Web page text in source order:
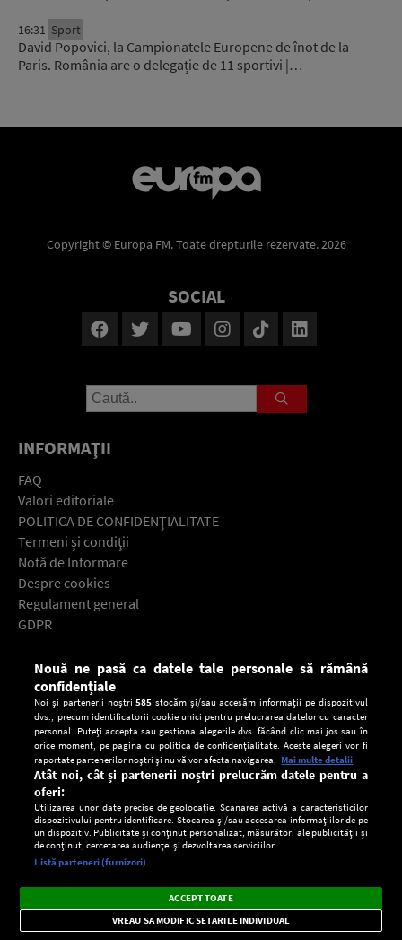
CONFIDENŢIALITATE
16:31 Sport
David Popovici, la Campionatele Europene de înot de la
Paris. România are o delegație de 11 sportivi |…
Copyright © Europa FM. Toate drepturile rezervate. 2026
SOCIAL
INFORMAŢII
FAQ
Valori editoriale
POLITICA DE CONFIDENŢIALITATE
Termeni şi condiţii
Notă de Informare
Despre cookies
Regulament general
GDPR
Descarcă gratuit aplicaţia Europa FM pentru smartphone:
Setări:
Dark
Mode
Radio live, podcasturi, știri și alerte
importante.
×
Nouă ne pasă ca datele tale personale să rămână
confidențiale
Noi și partenerii noștri585 stocăm și/sau accesăm informații pe dispozitivul
dvs., precum identificatorii cookie unici pentru prelucrarea datelor cu caracter
personal. Puteți accepta sau gestiona alegerile dvs. făcând clic mai jos sau în
orice moment, pe pagina cu politica de confidențialitate. Aceste alegeri vor fi
raportate partenerilor noștri și nu vă vor afecta navigarea. Mai multe detalii
Atât noi, cât și partenerii noștri prelucrăm datele pentru a
oferi:
Utilizarea unor date precise de geolocație. Scanarea activă a caracteristicilor
dispozitivului pentru identificare. Stocarea și/sau accesarea informațiilor de pe
un dispozitiv. Publicitate și conținut personalizat, măsurători ale publicității și
de conținut, cercetarea audienței și dezvoltarea serviciilor.
Listă parteneri (furnizori)
ACCEPT TOATE
VREAU SA MODIFIC SETARILE INDIVIDUAL